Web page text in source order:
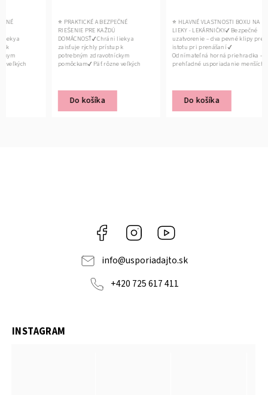
Do košíka
⭐ PRAKTICKÉ A BEZPEČNÉ
RIEŠENIE PRE KAŽDÚ
DOMÁCNOSŤ✔ Chráni lieky a
zaisťuje rýchly prístup k
potrebným zdravotníckym
pomôckam✔ Päť rôzne veľkých
Do košíka
⭐ HLAVNÉ VLASTNOSTI BOXU NA
LIEKY - LEKÁRNIČKY✔ Bezpečné
uzatvorenie – dva pevné klipy pre
istotu pri prenášaní ✔
Odnímateľná horná priehradka –
prehľadné usporiadanie menších...
Facebook Instagram
info@usporiadajto.sk
+420 725 617 411
INSTAGRAM